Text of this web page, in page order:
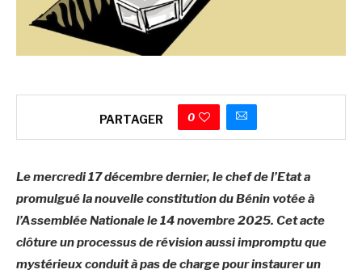
PARTAGER 0
Le mercredi 17 décembre dernier, le chef de l’Etat a
promulgué la nouvelle constitution du Bénin votée à
l’Assemblée Nationale le 14 novembre 2025. Cet acte
clôture un processus de révision aussi impromptu que
mystérieux conduit à pas de charge pour instaurer un